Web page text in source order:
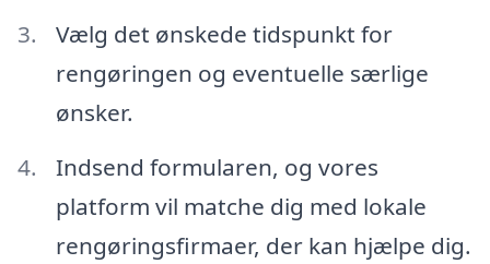
Vælg det ønskede tidspunkt for
rengøringen og eventuelle særlige
ønsker.
Indsend formularen, og vores
platform vil matche dig med lokale
rengøringsfirmaer, der kan hjælpe dig.